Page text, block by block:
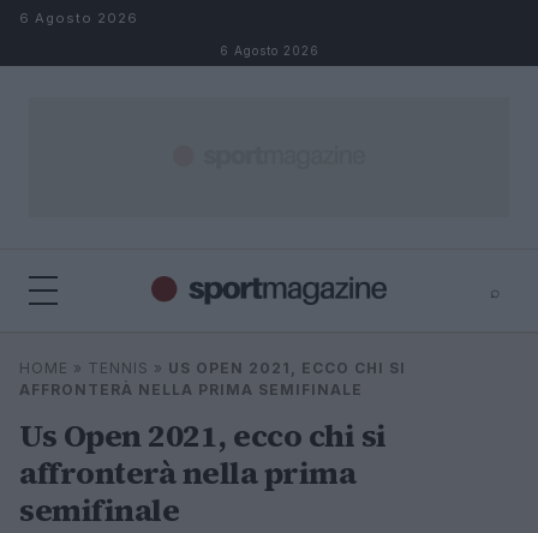
Salta al contenuto
6 Agosto 2026
6 Agosto 2026
⌕
Cerca
HOME » TENNIS » US OPEN 2021, ECCO CHI SI
AFFRONTERÀ NELLA PRIMA SEMIFINALE
Us Open 2021, ecco chi si
affronterà nella prima
semifinale